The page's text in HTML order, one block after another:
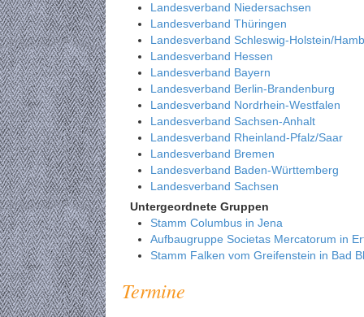
Landesverband Niedersachsen
Landesverband Thüringen
Landesverband Schleswig-Holstein/
Landesverband Hessen
Landesverband Bayern
Landesverband Berlin-Brandenburg
Landesverband Nordrhein-Westfalen
Landesverband Sachsen-Anhalt
Landesverband Rheinland-Pfalz/Saar
Landesverband Bremen
Landesverband Baden-Württemberg
Landesverband Sachsen
Untergeordnete Gruppen
Stamm Columbus in Jena
Aufbaugruppe Societas Mercatorum in
Stamm Falken vom Greifenstein in Bad
Termine